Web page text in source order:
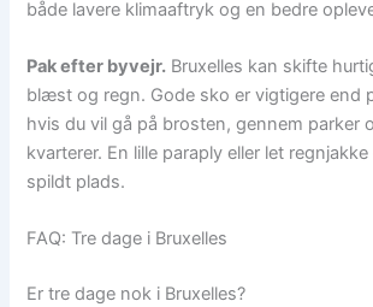
både lavere klimaaftryk og en bedre
Pak efter byvejr. Bruxelles kan skifte
blæst og regn. Gode sko er vigtigere
hvis du vil gå på brosten, gennem parker
kvarterer. En lille paraply eller let
spildt plads.
FAQ: Tre dage i Bruxelles
Er tre dage nok i Bruxelles?